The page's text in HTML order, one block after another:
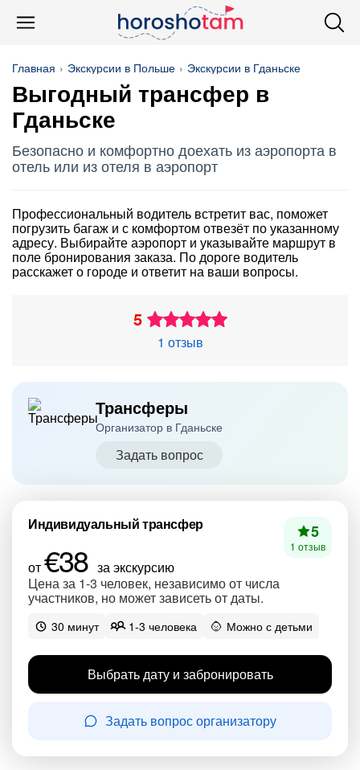
Главная Экскурсии в Польше Экскурсии в Гданьске
Выгодный трансфер в
Гданьске
Безопасно и комфортно доехать из аэропорта в
отель или из отеля в аэропорт
Профессиональный водитель встретит вас, поможет
погрузить багаж и с комфортом отвезёт по указанному
адресу. Выбирайте аэропорт и указывайте маршрут в
поле бронирования заказа. По дороге водитель
расскажет о городе и ответит на ваши вопросы.
5
1 отзыв
Трансферы
Организатор в Гданьске
Задать вопрос
Индивидуальный трансфер
от€38 за экскурсию
Цена за 1-3 человек, независимо от числа
участников, но может зависеть от даты.
5
1 отзыв
30 минут 1-3 человека Можно с детьми
Выбрать дату и забронировать
Задать вопрос организатору